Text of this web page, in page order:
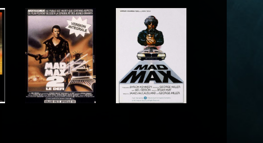
Acteur Acteur